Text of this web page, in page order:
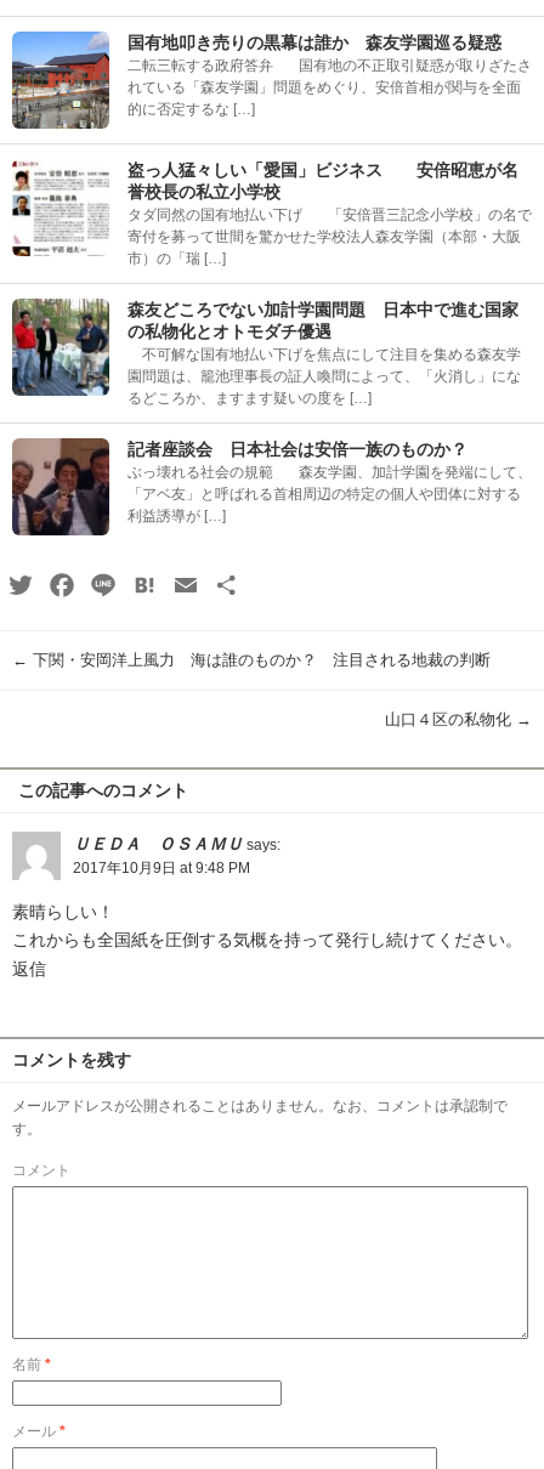
国有地叩き売りの黒幕は誰か 森友学園巡る疑惑
二転三転する政府答弁 国有地の不正取引疑惑が取りざたさ
れている「森友学園」問題をめぐり、安倍首相が関与を全面
的に否定するな […]
盗っ人猛々しい「愛国」ビジネス 安倍昭恵が名
誉校長の私立小学校
タダ同然の国有地払い下げ 「安倍晋三記念小学校」の名で
寄付を募って世間を驚かせた学校法人森友学園（本部・大阪
市）の「瑞 […]
森友どころでない加計学園問題 日本中で進む国家
の私物化とオトモダチ優遇
不可解な国有地払い下げを焦点にして注目を集める森友学
園問題は、籠池理事長の証人喚問によって、「火消し」にな
るどころか、ますます疑いの度を […]
記者座談会 日本社会は安倍一族のものか？
ぶっ壊れる社会の規範 森友学園、加計学園を発端にして、
「アベ友」と呼ばれる首相周辺の特定の個人や団体に対する
利益誘導が […]
TwitterFacebook
Line HatenaEmail
← 下関・安岡洋上風力 海は誰のものか？ 注目される地裁の判断
山口４区の私物化 →
この記事へのコメント
ＵＥＤＡ ＯＳＡＭＵ says:
2017年10月9日 at 9:48 PM
素晴らしい！
これからも全国紙を圧倒する気概を持って発行し続けてください。
返信
コメントを残す
メールアドレスが公開されることはありません。なお、コメントは承認制で
す。
コメント
名前 *
メール *